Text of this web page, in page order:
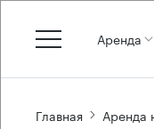
Аренда
Главная Аренда